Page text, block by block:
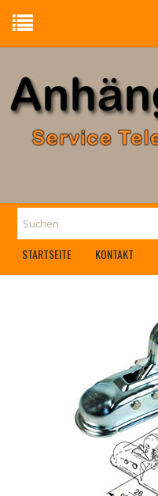
STARTSEITE KONTAKT